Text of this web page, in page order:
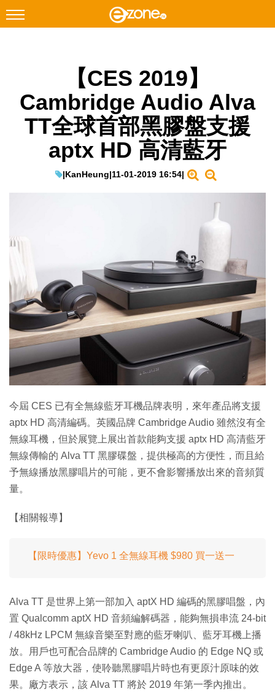
Instagram
科技焦點
網絡生活
EduTech
生成式AI與雲端應用
Enterprise Digital Transformation
特集
【CES 2019】
Cambridge Audio Alva
TT全球首部黑膠盤支援
aptx HD 高清藍牙
|KanHeung|11-01-2019 16:54|
今屆 CES 已有全無線藍牙耳機品牌表明，來年產品將支援
aptx HD 高清編碼。英國品牌 Cambridge Audio 雖然沒有全
無線耳機，但於展覽上展出首款能夠支援 aptx HD 高清藍牙
無線傳輸的 Alva TT 黑膠碟盤，提供極高的方便性，而且給
予無線播放黑膠唱片的可能，更不會影響播放出來的音頻質
量。
【相關報導】
【限時優惠】Yevo 1 全無線耳機 $980 買一送一
Alva TT 是世界上第一部加入 aptX HD 編碼的黑膠唱盤，內
置 Qualcomm aptX HD 音頻編解碼器，能夠無損串流 24-bit
/ 48kHz LPCM 無線音樂至對應的藍牙喇叭、藍牙耳機上播
放。用戶也可配合品牌的 Cambridge Audio 的 Edge NQ 或
Edge A 等放大器，使聆聽黑膠唱片時也有更原汁原味的效
果。廠方表示，該 Alva TT 將於 2019 年第一季內推出。